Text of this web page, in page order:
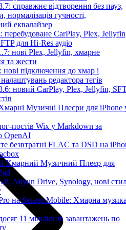
справжнє відтворення без пауз,
нормалізація гучності,
еквалайзер
перебудоване CarPlay, Plex,
для Hi-Res аудіо
нові Plex, Jellyfin, хмарне
та жести
нові підключення до хмар і
редактора тегів
новий CarPlay, Plex, Jellyfin,
Музичні Плеєри для iPhone
постів Wix у Markdown за
OpenAI
безвтратні FLAC та DSD на
Хмарний Музичний Плеєр для
Aliyun Drive, Synology, нові
на Setapp Mobile: Хмарна
11 мільйонів завантажень по